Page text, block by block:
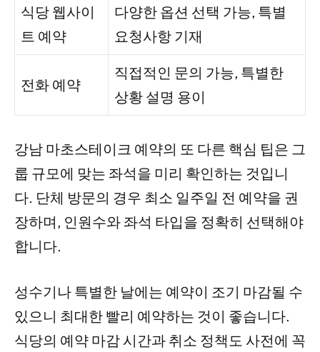
식당 웹사이
트 예약
다양한 옵션 선택 가능, 특별
요청사항 기재
전화 예약
직접적인 문의 가능, 특별한
상황 설명 용이
강남 마초스테이크 예약의 또 다른 핵심 팁은 그
룹 규모에 맞는 좌석을 미리 확인하는 것입니
다. 단체 방문의 경우 최소 일주일 전 예약을 권
장하며, 인원수와 좌석 타입을 정확히 선택해야
합니다.
성수기나 특별한 날에는 예약이 조기 마감될 수
있으니 최대한 빨리 예약하는 것이 좋습니다.
식당의 예약 마감 시간과 취소 정책도 사전에 꼭